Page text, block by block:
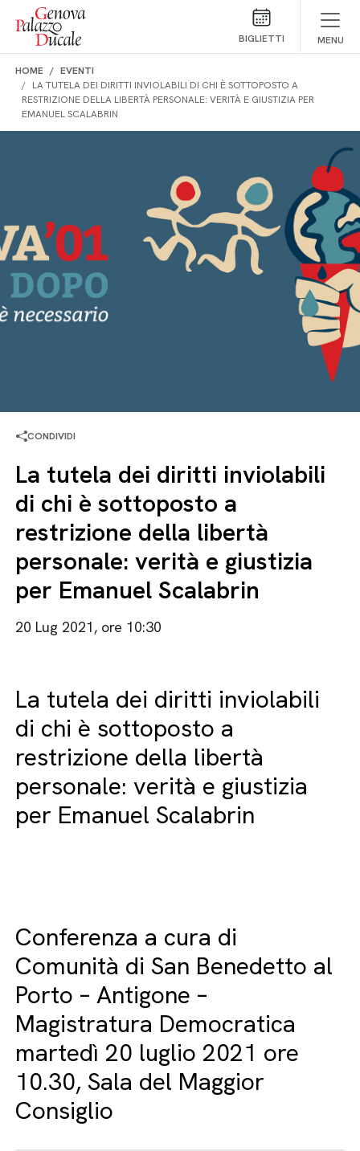
Salta al contenuto
BIGLIETTI MENU
HOME
EVENTI
LA TUTELA DEI DIRITTI INVIOLABILI DI CHI È SOTTOPOSTO A
RESTRIZIONE DELLA LIBERTÀ PERSONALE: VERITÀ E GIUSTIZIA PER
EMANUEL SCALABRIN
CONDIVIDI
La tutela dei diritti inviolabili
di chi è sottoposto a
restrizione della libertà
personale: verità e giustizia
per Emanuel Scalabrin
20 Lug 2021, ore 10:30
La tutela dei diritti inviolabili
di chi è sottoposto a
restrizione della libertà
personale: verità e giustizia
per Emanuel Scalabrin
Conferenza a cura di
Comunità di San Benedetto al
Porto – Antigone –
Magistratura Democratica
martedì 20 luglio 2021 ore
10.30, Sala del Maggior
Consiglio